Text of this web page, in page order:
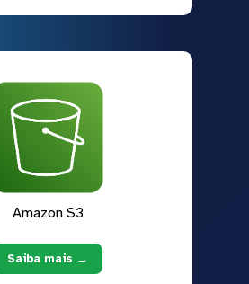
Amazon S3
Saiba mais →